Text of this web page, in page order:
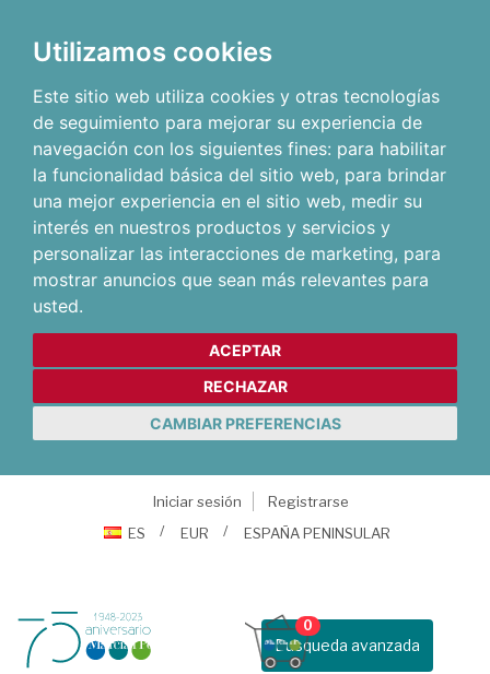
Utilizamos cookies
Este sitio web utiliza cookies y otras tecnologías
de seguimiento para mejorar su experiencia de
navegación con los siguientes fines: para habilitar
la funcionalidad básica del sitio web, para brindar
una mejor experiencia en el sitio web, medir su
interés en nuestros productos y servicios y
personalizar las interacciones de marketing, para
mostrar anuncios que sean más relevantes para
usted.
ACEPTAR
RECHAZAR
CAMBIAR PREFERENCIAS
Iniciar sesión
Registrarse
ES
EUR ESPAÑA PENINSULAR
Busqueda avanzada
0